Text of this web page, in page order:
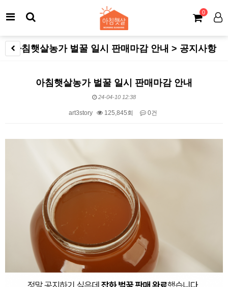
0
아침햇살농가 벌꿀 일시 판매마감 안내 > 공지사항
아침햇살농가 벌꿀 일시 판매마감 안내
24-04-10 12:38
art3story 125,845회 0건
본문